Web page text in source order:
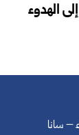
الهدوء
– سانا